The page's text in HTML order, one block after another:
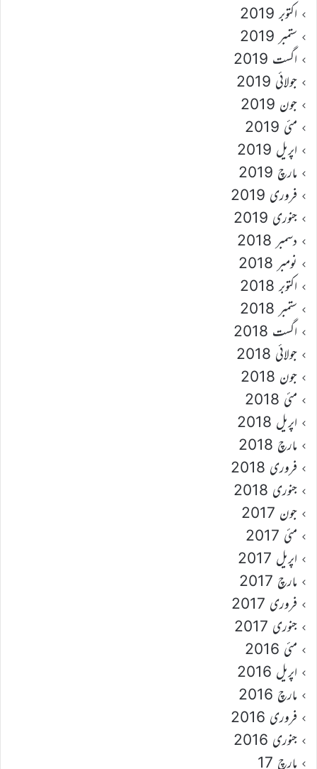
اکتوبر 2019
ستمبر 2019
اگست 2019
جولائی 2019
جون 2019
مئی 2019
اپریل 2019
مارچ 2019
فروری 2019
جنوری 2019
دسمبر 2018
نومبر 2018
اکتوبر 2018
ستمبر 2018
اگست 2018
جولائی 2018
جون 2018
مئی 2018
اپریل 2018
مارچ 2018
فروری 2018
جنوری 2018
جون 2017
مئی 2017
اپریل 2017
مارچ 2017
فروری 2017
جنوری 2017
مئی 2016
اپریل 2016
مارچ 2016
فروری 2016
جنوری 2016
مارچ 17